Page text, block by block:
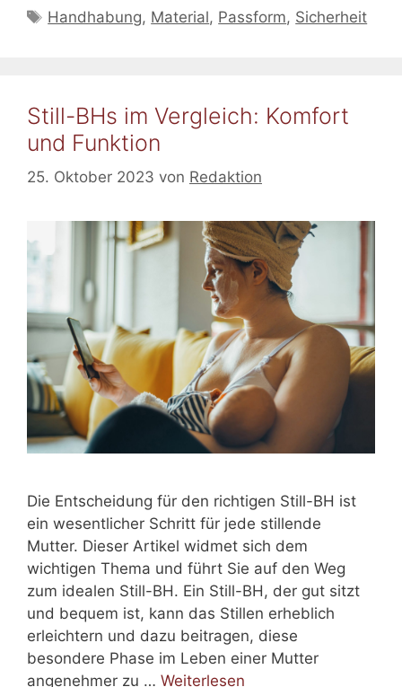
Schlagwörter
Handhabung, Material, Passform, Sicherheit
Still-BHs im Vergleich: Komfort
und Funktion
25. Oktober 2023 von Redaktion
Die Entscheidung für den richtigen Still-BH ist
ein wesentlicher Schritt für jede stillende
Mutter. Dieser Artikel widmet sich dem
wichtigen Thema und führt Sie auf den Weg
zum idealen Still-BH. Ein Still-BH, der gut sitzt
und bequem ist, kann das Stillen erheblich
erleichtern und dazu beitragen, diese
besondere Phase im Leben einer Mutter
angenehmer zu … Weiterlesen